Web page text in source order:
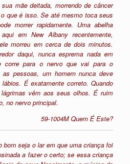
mãe deitada, morrendo de câncer
que é isso. Se até mesmo toca seus
morrer rapidamente. Uma abelha
em New Albany recentemente,
morreu em cerca de dois minutos.
daqui, nunca esprema nada em
corre para o nervo que vai para o
as pessoas, um homem nunca deve
É exatamente correto. Quando
vêm aos seus olhos. É ruim
no nervo principal.
59-1004M Quem É Este?
bom seja o lar em que uma criança foi
a fazer o certo; se essa criança